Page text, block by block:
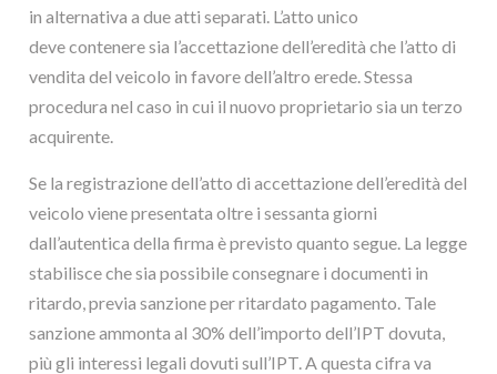
in alternativa a due atti separati. L’atto unico
deve contenere sia l’accettazione dell’eredità che l’atto di
vendita del veicolo in favore dell’altro erede. Stessa
procedura nel caso in cui il nuovo proprietario sia un terzo
acquirente.
Se la registrazione dell’atto di accettazione dell’eredità del
veicolo viene presentata oltre i sessanta giorni
dall’autentica della firma è previsto quanto segue. La legge
stabilisce che sia possibile consegnare i documenti in
ritardo, previa sanzione per ritardato pagamento. Tale
sanzione ammonta al 30% dell’importo dell’IPT dovuta,
più gli interessi legali dovuti sull’IPT. A questa cifra va